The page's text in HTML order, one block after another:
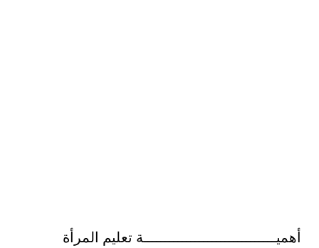
أهميـــــــــــــــــــــــــــــــة تعليم المرأة